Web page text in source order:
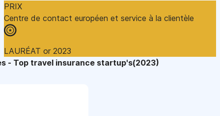
PRIX
Centre de contact européen et service à la clientèle
LAURÉAT or 2023
- Top travel insurance startup's(2023)